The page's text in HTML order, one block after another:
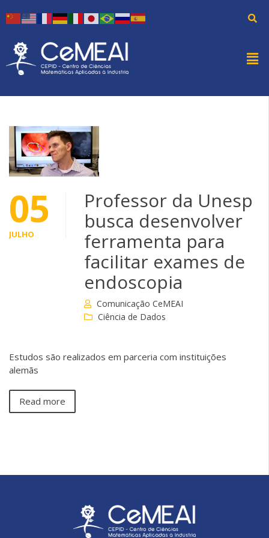
05
JULHO
Professor da Unesp
busca desenvolver
ferramenta para
facilitar exames de
endoscopia
Comunicação CeMEAI
Ciência de Dados
Estudos são realizados em parceria com instituições
alemãs
Read more